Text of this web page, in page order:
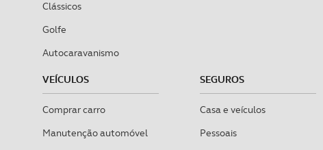
Clássicos
Golfe
Autocaravanismo
VEÍCULOS
Comprar carro
Manutenção automóvel
SEGUROS
Casa e veículos
Pessoais